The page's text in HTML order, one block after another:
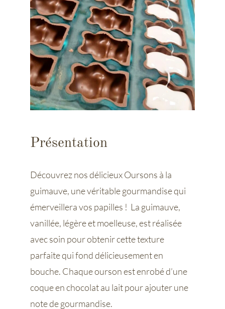
Présentation
Découvrez nos délicieux Oursons à la
guimauve, une véritable gourmandise qui
émerveillera vos papilles ! La guimauve,
vanillée, légère et moelleuse, est réalisée
avec soin pour obtenir cette texture
parfaite qui fond délicieusement en
bouche. Chaque ourson est enrobé d’une
coque en chocolat au lait pour ajouter une
note de gourmandise.